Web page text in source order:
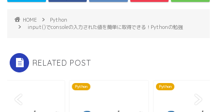
HOME
Python
input()でconsoleの入力された値を簡単に取得できる！Pythonの勉強
RELATED POST
Python Python